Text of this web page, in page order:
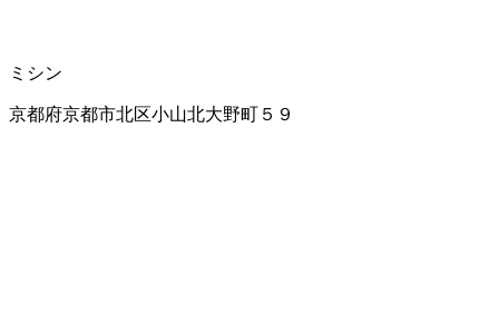
ミシン
京都府京都市北区小山北大野町５９